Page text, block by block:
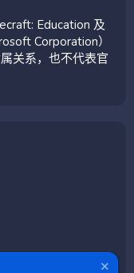
Education 及
Corporation）
关系，也不代表官